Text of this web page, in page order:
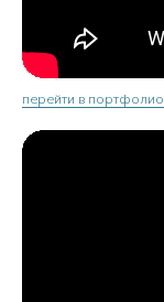
перейти в портфолио